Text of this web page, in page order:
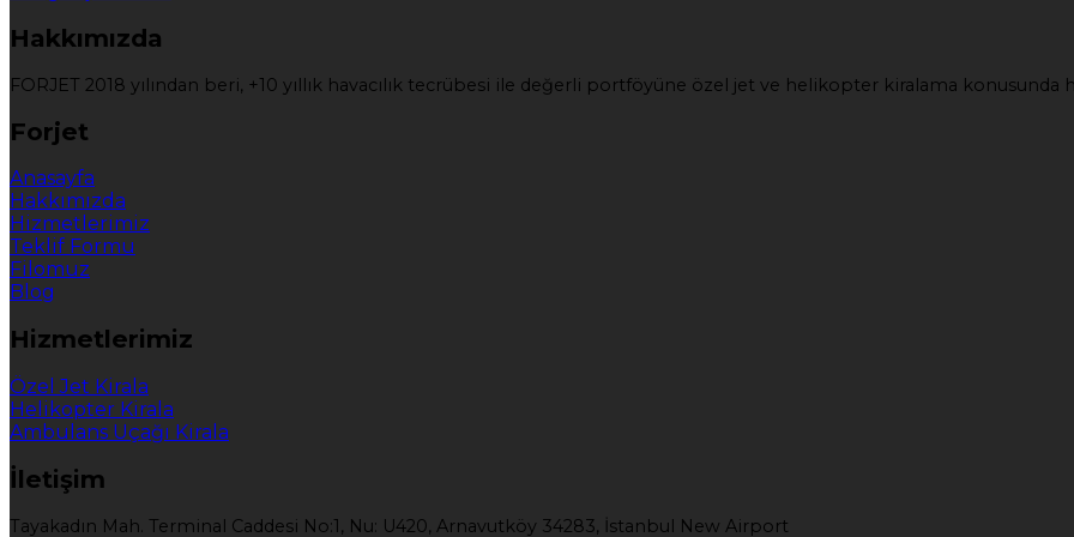
Hakkımızda
FORJET 2018 yılından beri, +10 yıllık havacılık tecrübesi ile değerli portföyüne özel jet ve helikopter kiralama
Forjet
Anasayfa
Hakkımızda
Hizmetlerimiz
Teklif Formu
Filomuz
Blog
Hizmetlerimiz
Özel Jet Kirala
Helikopter Kirala
Ambulans Uçağı Kirala
İletişim
Tayakadın Mah. Terminal Caddesi No:1, Nu: U420, Arnavutköy 34283, İstanbul New Airport